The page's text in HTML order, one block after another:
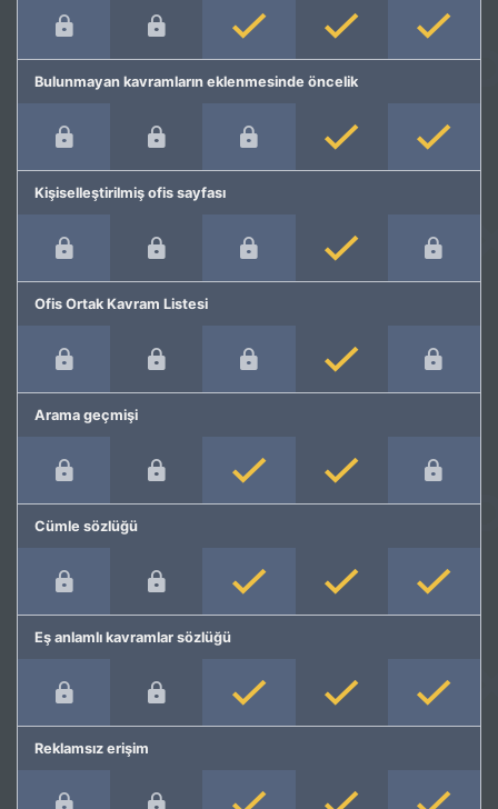
Bulunmayan kavramların eklenmesinde öncelik
Kişiselleştirilmiş ofis sayfası
Ofis Ortak Kavram Listesi
Arama geçmişi
Cümle sözlüğü
Eş anlamlı kavramlar sözlüğü
Reklamsız erişim